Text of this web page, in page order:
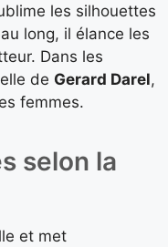
les silhouettes
long, il élance les
Dans les
de Gerard Darel,
femmes.
selon la
et met